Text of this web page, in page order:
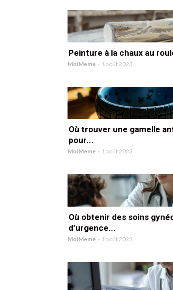
Peinture à la chaux au
MoiMeme - 1 août 2023
Où trouver une gamelle
pour...
MoiMeme - 1 août 2023
Où obtenir des soins
d’urgence...
MoiMeme - 1 août 2023